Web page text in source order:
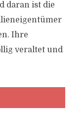
daran ist die
Ihre
veraltet und